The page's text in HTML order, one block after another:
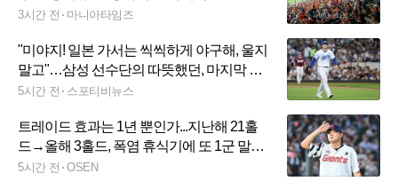
3시간 전 마니아타임즈
"미야지! 일본 가서는 씩씩하게 야구해, 울지
말고"…삼성 선수단의 따뜻했던, 마지막 작
별 인사
5시간 전 스포티비뉴스
트레이드 효과는 1년 뿐인가...지난해 21홀
드→올해 3홀드, 폭염 휴식기에 또 1군 말소
→시즌 4번째 2군행
5시간 전 OSEN